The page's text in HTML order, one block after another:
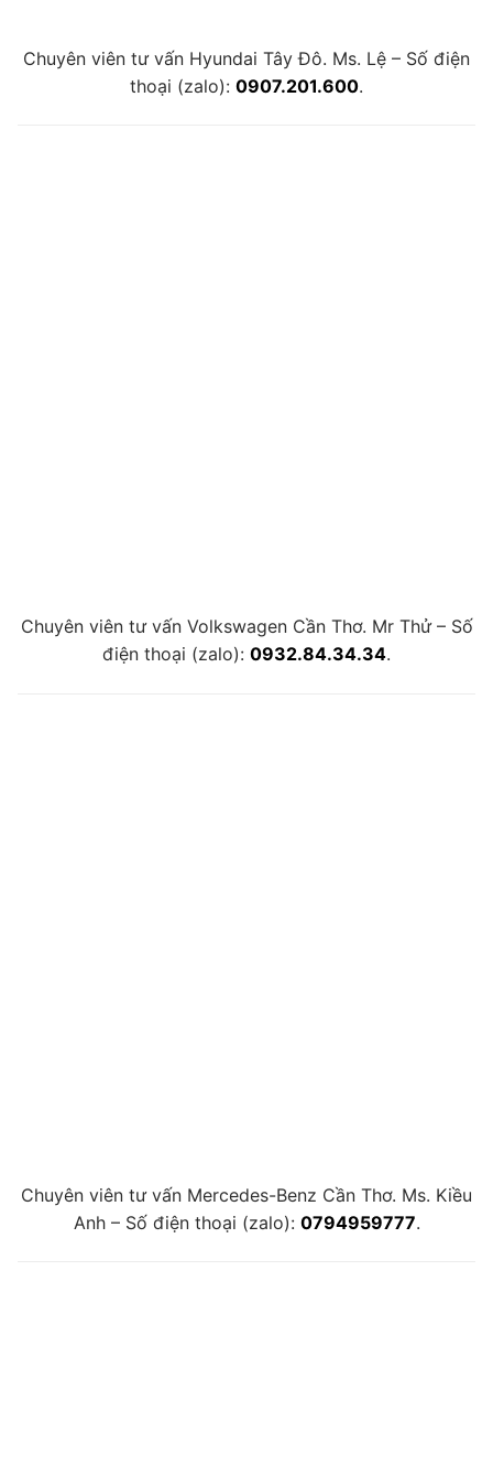
Chuyên viên tư vấn Hyundai Tây Đô. Ms. Lệ – Số điện
thoại (zalo): 0907.201.600.
Chuyên viên tư vấn Volkswagen Cần Thơ. Mr Thử – Số
điện thoại (zalo): 0932.84.34.34.
Chuyên viên tư vấn Mercedes-Benz Cần Thơ. Ms. Kiều
Anh – Số điện thoại (zalo): 0794959777.